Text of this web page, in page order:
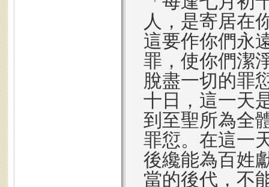
人，是寄居在
這要作你們永
罪，使你們潔
脫盡一切的罪
十日，這一天
到至聖所為全
罪愆。在這一
後纔能為百姓
當的後代，不